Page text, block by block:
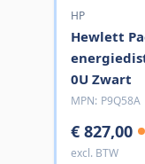
HP
Hewlett
0U Zwart
MPN: P9Q58A
€ 827,00
excl. BTW